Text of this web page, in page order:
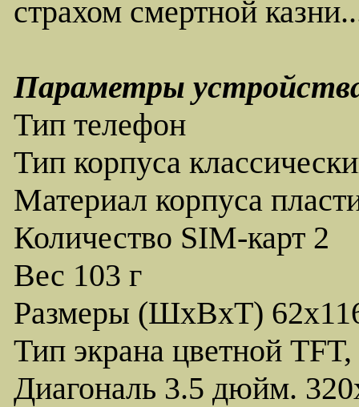
страхом смертной
Параметры
Тип телефон
Тип корпуса
Материал корпуса
Количество SIM-карт 2
Вес 103 г
Размеры (ШxВxТ)
Тип экрана цветной
Диагональ 3.5 дюйм.